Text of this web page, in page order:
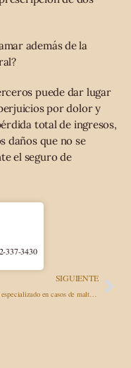
además de la
puede dar lugar
por dolor y
total de ingresos,
daños que no se
el seguro de
SIGUIENTE
Abogado especializado en casos de maltrato en residencias de ancianos en Las Vegas: protegiendo a los más vulnerables de Nevada
337-3430